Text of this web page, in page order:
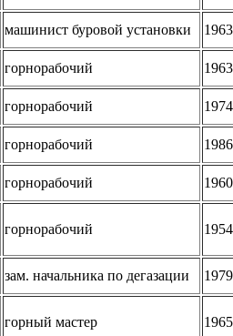
машинист буровой установки
1963
горнорабочий
1963
горнорабочий
1974
горнорабочий
1986
горнорабочий
1960
горнорабочий 1954
зам. начальника по дегазации
1979
горный мастер 1965